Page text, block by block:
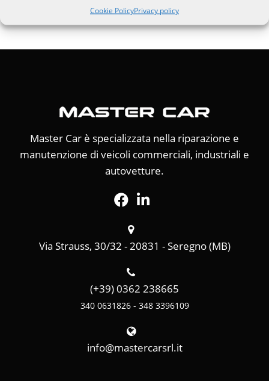
Cookie PolicyPrivacy policy
Master Car è specializzata nella riparazione e
manutenzione di veicoli commerciali, industriali e
autovetture.
Via Strauss, 30/32 - 20831 - Seregno (MB)
(+39) 0362 238665
340 0631826 - 348 3396109
info@mastercarsrl.it